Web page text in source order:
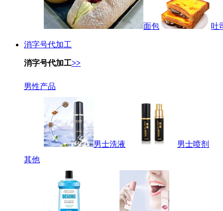
面包 吐
消字号代加工
消字号代加工>>
男性产品
男士洗液
男士喷剂
其他